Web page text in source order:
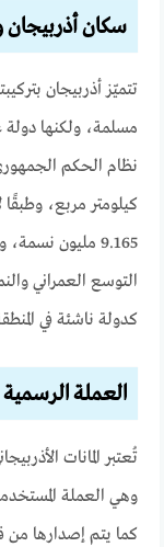
سكان أذربيجان
تتميّز أذربيجان
مسلمة، ولكنها دولة
9.165 مليون
التوسع العمراني
كدولة ناشئة في
العملة
تُعتبر المانات
وهي العملة المستخدمة
كما يتم إصدارها من